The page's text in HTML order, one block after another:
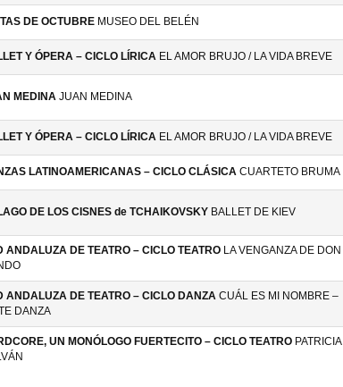
DE OCTUBRE MUSEO DEL BELÉN
Y ÓPERA – CICLO LÍRICA EL AMOR BRUJO / LA VIDA BREVE
MEDINA JUAN MEDINA
Y ÓPERA – CICLO LÍRICA EL AMOR BRUJO / LA VIDA BREVE
LATINOAMERICANAS – CICLO CLÁSICA CUARTETO BRUMA
DE LOS CISNES de TCHAIKOVSKY BALLET DE KIEV
ANDALUZA DE TEATRO – CICLO TEATRO LA VENGANZA DE DON
ANDALUZA DE TEATRO – CICLO DANZA CUÁL ES MI NOMBRE –
DANZA
UN MONÓLOGO FUERTECITO – CICLO TEATRO PATRICIA